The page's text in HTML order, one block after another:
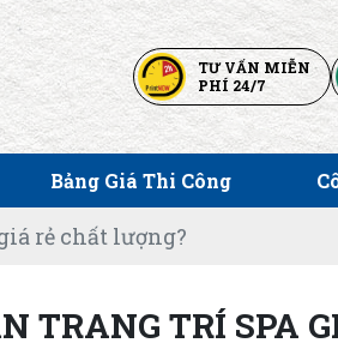
TƯ VẤN MIỄN
PHÍ 24/7
Bảng Giá Thi Công
rẻ chất lượng?
TRANG TRÍ SPA